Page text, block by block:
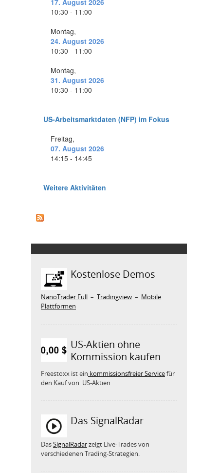
Kostenlose Demos
NanoTrader Full – Tradingview – Mobile
Plattformen
US-Aktien ohne
Kommission kaufen
Freestoxx ist ein kommissionsfreier Servicefür
den Kauf von US-Aktien
Das SignalRadar
DasSignalRadarzeigt Live-Trades von
verschiedenen Trading-Strategien.